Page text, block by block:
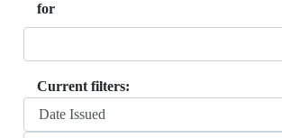
for
Current filters: